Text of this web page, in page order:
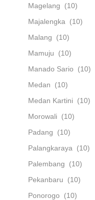
Magelang
(10)
Majalengka
(10)
Malang
(10)
Mamuju
(10)
Manado Sario
(10)
Medan
(10)
Medan Kartini
(10)
Morowali
(10)
Padang
(10)
Palangkaraya
(10)
Palembang
(10)
Pekanbaru
(10)
Ponorogo
(10)